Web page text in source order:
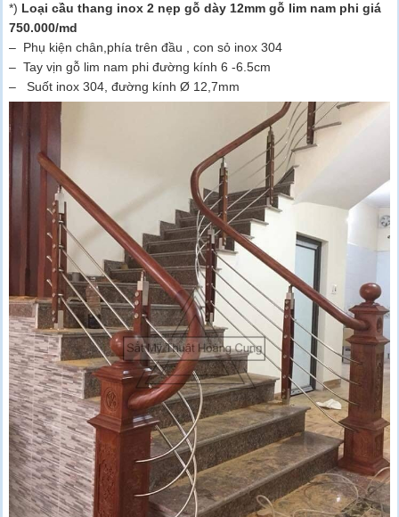
*) Loại cầu thang inox 2 nẹp gỗ dày 12mm gỗ lim nam phi giá
750.000/md
– Phụ kiện chân,phía trên đầu , con sỏ inox 304
– Tay vịn gỗ lim nam phi đường kính 6 -6.5cm
– Suốt inox 304, đường kính Ø 12,7mm